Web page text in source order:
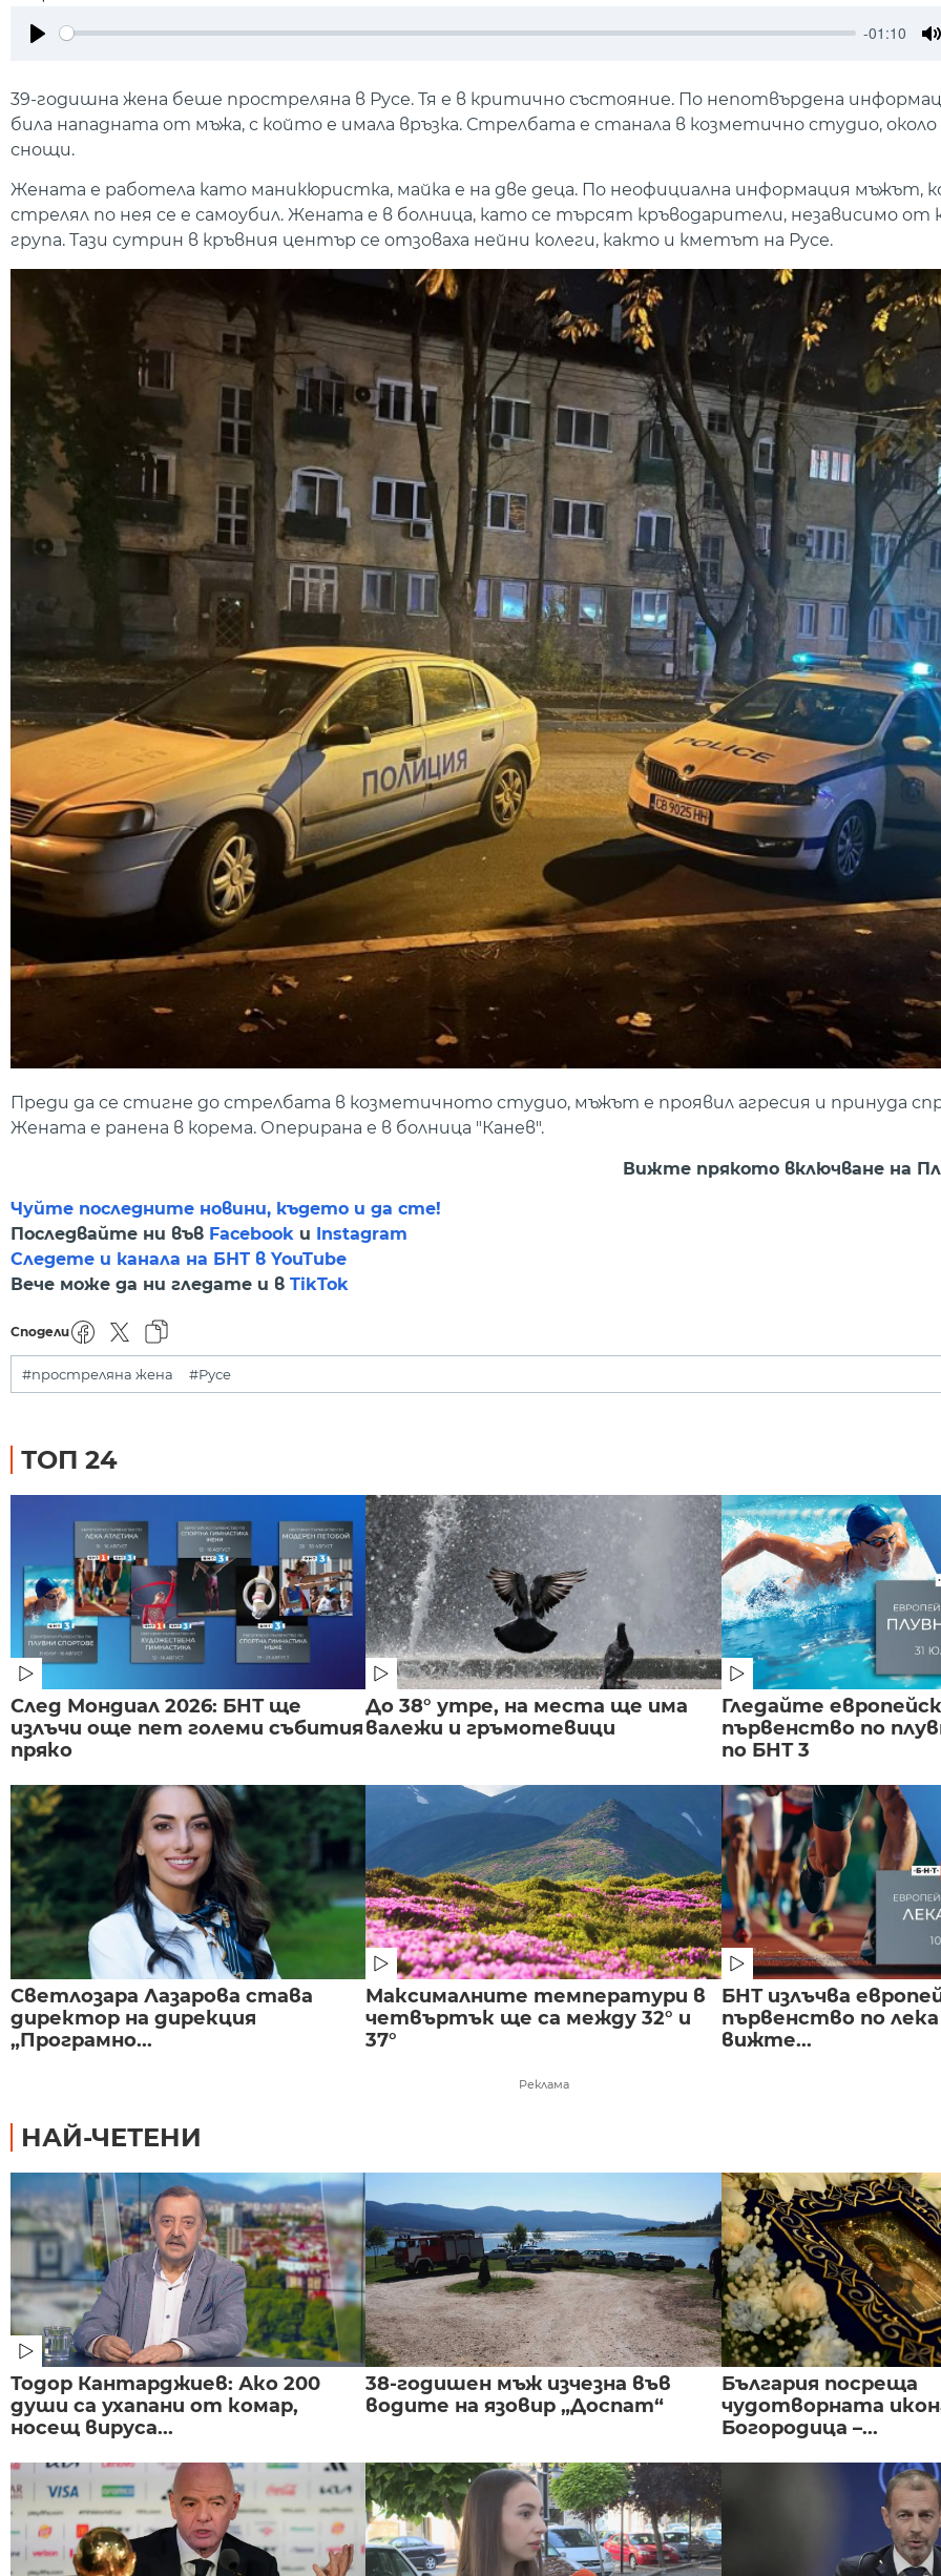
-01:10
39-годишна жена беше простреляна в Русе. Тя е в критично състояние. По непотвърдена
била нападната от мъжа, с който е имала връзка. Стрелбата е станала в козметично студио, около
снощи.
Жената е работела като маникюристка, майка е на две деца. По неофициална информация мъжът,
стрелял по нея се е самоубил. Жената е в болница, като се търсят кръводарители, независимо от
група. Тази сутрин в кръвния център се отзоваха нейни колеги, както и кметът на Русе.
Преди да се стигне до стрелбата в козметичното студио, мъжът е проявил агресия и принуда
Жената е ранена в корема. Оперирана е в болница "Канев".
Вижте прякото включване на
Чуйте последните новини, където и да сте!
Последвайте ни във Facebook и Instagram
Следете и канала на БНТ в YouTube
Вече може да ни гледате и в TikTok
Сподели
#простреляна жена #Русе
ТОП 24
След Мондиал 2026: БНТ ще
излъчи още пет големи събития
пряко
До 38° утре, на места ще има
валежи и гръмотевици
Гледайте
първенство по
по БНТ 3
Светлозара Лазарова става
директор на дирекция
„Програмно...
Максималните температури в
четвъртък ще са между 32° и
37°
БНТ излъчва
първенство по
вижте...
Реклама
НАЙ-ЧЕТЕНИ
Тодор Кантарджиев: Ако 200
души са ухапани от комар,
носещ вируса...
38-годишен мъж изчезна във
водите на язовир „Доспат“
България посреща
чудотворната
Богородица –...